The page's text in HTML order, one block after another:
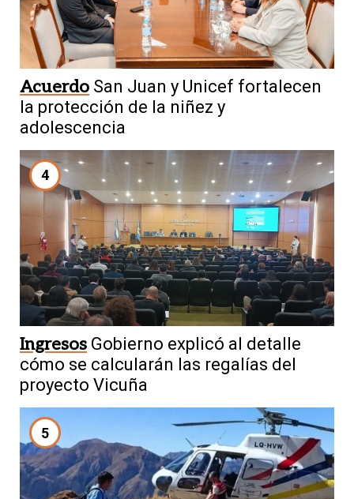
Acuerdo San Juan y Unicef fortalecen
la protección de la niñez y
adolescencia
4
Ingresos Gobierno explicó al detalle
cómo se calcularán las regalías del
proyecto Vicuña
5